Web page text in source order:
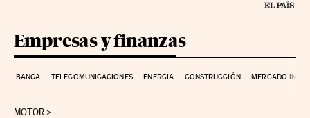
Empresas y finanzas
BANCA TELECOMUNICACIONES ENERGIA CONSTRUCCIÓN MERCADO
MOTOR